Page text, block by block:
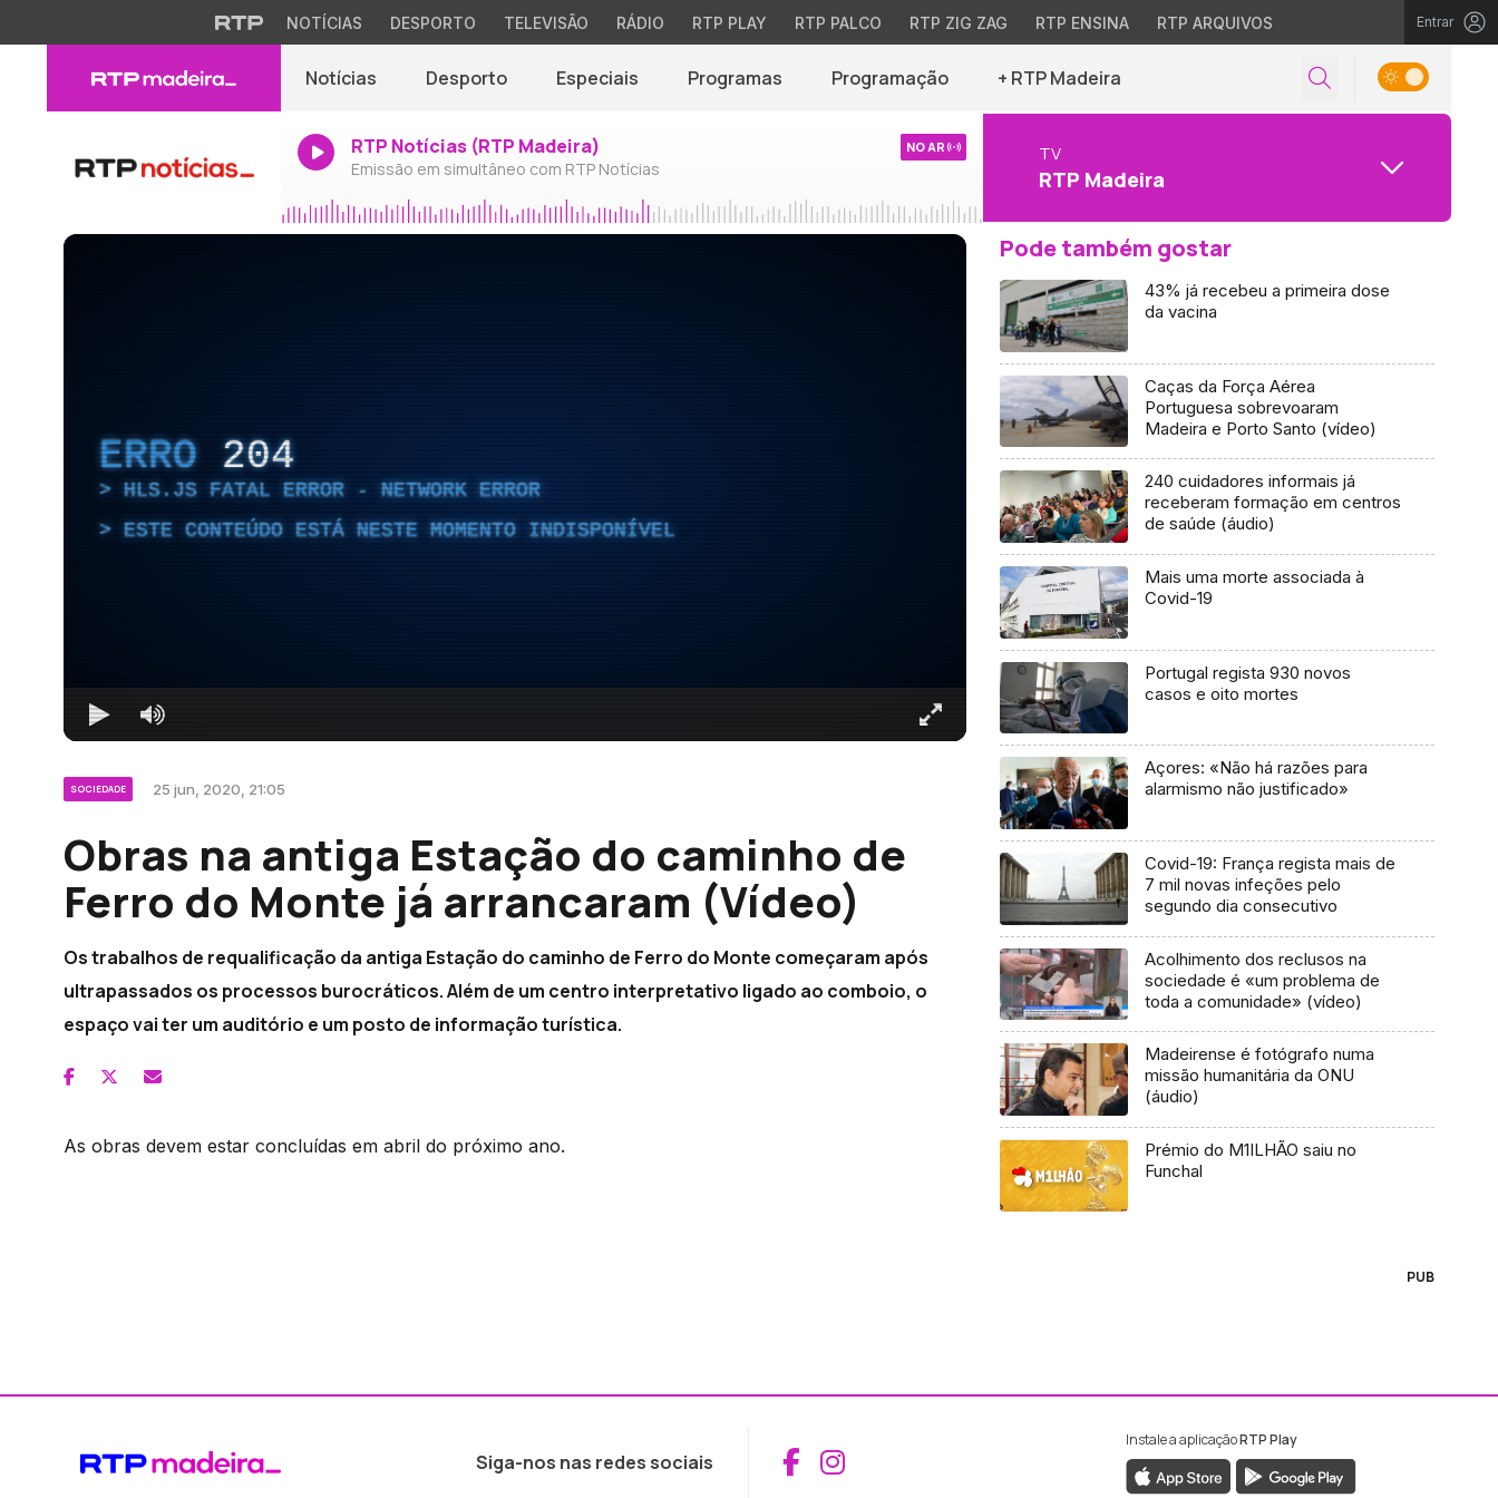
NOTÍCIAS DESPORTO TELEVISÃO RÁDIO RTP PLAY RTP PALCO RTP ZIG ZAG RTP ENSINA RTP ARQUIVOS Entrar
Notícias Desporto Especiais Programas Programação + RTP Madeira
RTP Notícias (RTP Madeira)
Emissão em simultâneo com RTP Notícias
NO AR TV
RTP Madeira
ERRO 204
HLS.JS FATAL ERROR - NETWORK ERROR
ESTE CONTEÚDO ESTÁ NESTE MOMENTO INDISPONÍVEL
SOCIEDADE 25 jun, 2020, 21:05
Obras na antiga Estação do caminho de
Ferro do Monte já arrancaram (Vídeo)
Os trabalhos de requalificação da antiga Estação do caminho de Ferro do Monte começaram após
ultrapassados os processos burocráticos. Além de um centro interpretativo ligado ao comboio, o
espaço vai ter um auditório e um posto de informação turística.
As obras devem estar concluídas em abril do próximo ano.
Pode também gostar
43% já recebeu a primeira dose
da vacina
Caças da Força Aérea
Portuguesa sobrevoaram
Madeira e Porto Santo (vídeo)
240 cuidadores informais já
receberam formação em centros
de saúde (áudio)
Mais uma morte associada à
Covid-19
Portugal regista 930 novos
casos e oito mortes
Açores: «Não há razões para
alarmismo não justificado»
Covid-19: França regista mais de
7 mil novas infeções pelo
segundo dia consecutivo
Acolhimento dos reclusos na
sociedade é «um problema de
toda a comunidade» (vídeo)
Madeirense é fotógrafo numa
missão humanitária da ONU
(áudio)
Prémio do M1ILHÃO saiu no
Funchal
PUB
Siga-nos nas redes sociais Aceder ao Facebook da RTP Madeira
Aceder ao Instagram da RTP Madeira
Instale a aplicaçãoRTP Play